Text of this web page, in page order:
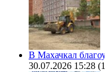
В Махачкал
30.07.2026 15:28